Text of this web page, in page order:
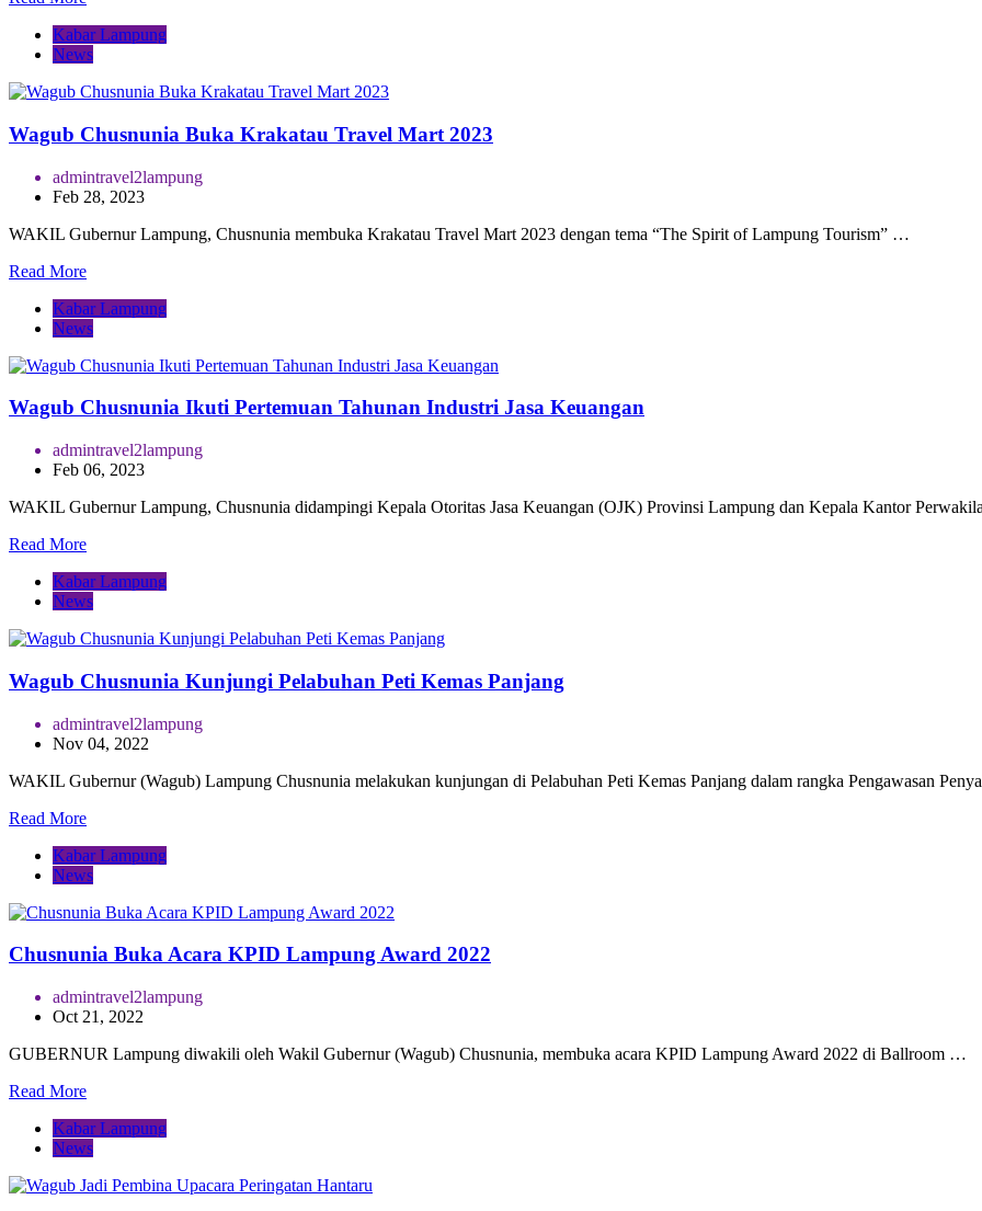
Kabar Lampung
News
Wagub Chusnunia Buka Krakatau Travel Mart 2023
admintravel2lampung
Feb 28, 2023
WAKIL Gubernur Lampung, Chusnunia membuka Krakatau Travel Mart 2023 dengan tema “The Spirit of Lampung Tourism” …
Read More
Kabar Lampung
News
Wagub Chusnunia Ikuti Pertemuan Tahunan Industri Jasa Keuangan
admintravel2lampung
Feb 06, 2023
WAKIL Gubernur Lampung, Chusnunia didampingi Kepala Otoritas Jasa Keuangan (OJK) Provinsi Lampung dan Kepala Kantor
Read More
Kabar Lampung
News
Wagub Chusnunia Kunjungi Pelabuhan Peti Kemas Panjang
admintravel2lampung
Nov 04, 2022
WAKIL Gubernur (Wagub) Lampung Chusnunia melakukan kunjungan di Pelabuhan Peti Kemas Panjang dalam rangka Pengawasan
Read More
Kabar Lampung
News
Chusnunia Buka Acara KPID Lampung Award 2022
admintravel2lampung
Oct 21, 2022
GUBERNUR Lampung diwakili oleh Wakil Gubernur (Wagub) Chusnunia, membuka acara KPID Lampung Award 2022 di Ballroom …
Read More
Kabar Lampung
News